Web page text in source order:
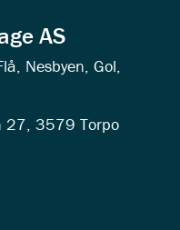
AS
Nesbyen, Gol,
27, 3579 Torpo